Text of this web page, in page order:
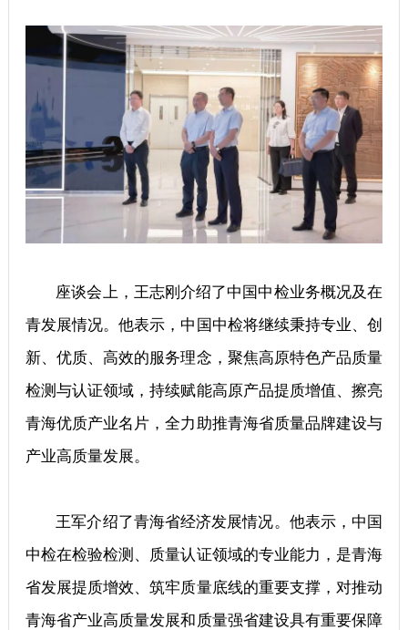
座谈会上，王志刚介绍了中国中检业务概况及在
青发展情况。他表示，中国中检将继续秉持专业、创
新、优质、高效的服务理念，聚焦高原特色产品质量
检测与认证领域，持续赋能高原产品提质增值、擦亮
青海优质产业名片，全力助推青海省质量品牌建设与
产业高质量发展。
王军介绍了青海省经济发展情况。他表示，中国
中检在检验检测、质量认证领域的专业能力，是青海
省发展提质增效、筑牢质量底线的重要支撑，对推动
青海省产业高质量发展和质量强省建设具有重要保障